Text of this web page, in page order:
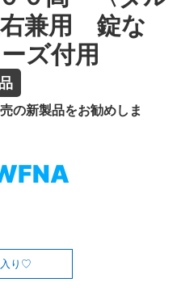
兼用 錠な
ズ付用
の新製品をお勧めしま
り